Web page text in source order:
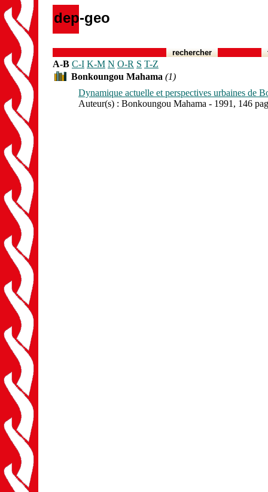
dep-geo
rechercher
A-B C-I K-M N O-R S T-Z
Bonkoungou Mahama (1)
Dynamique actuelle et perspectives urbaines de
Auteur(s) : Bonkoungou Mahama - 1991, 146